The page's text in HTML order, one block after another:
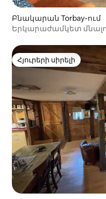
Բնակարան Torbay-ում
Երկարաժամկետ մնալու
Հյուրերի սիրելի
Հյուրերի սիրելի